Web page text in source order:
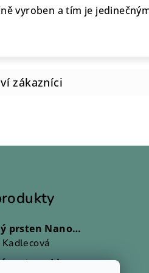
vyroben a tím je
Skleněný prsten Nanovo - Delto
produktu je 5 z 5 hvězdiček.
prsten - Lio